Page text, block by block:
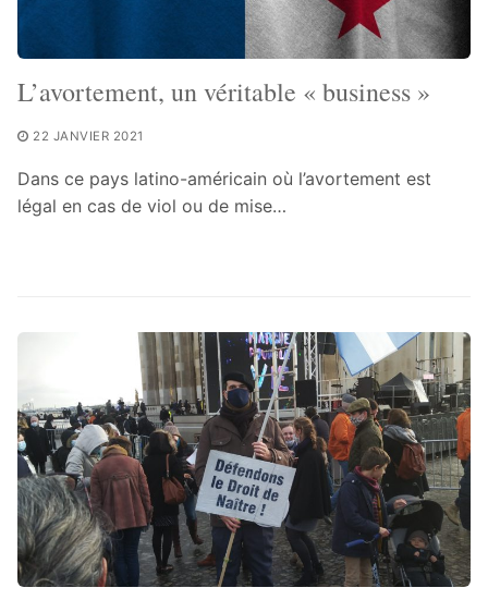
L’avortement, un véritable « business »
22 JANVIER 2021
Dans ce pays latino-américain où l’avortement est
légal en cas de viol ou de mise…